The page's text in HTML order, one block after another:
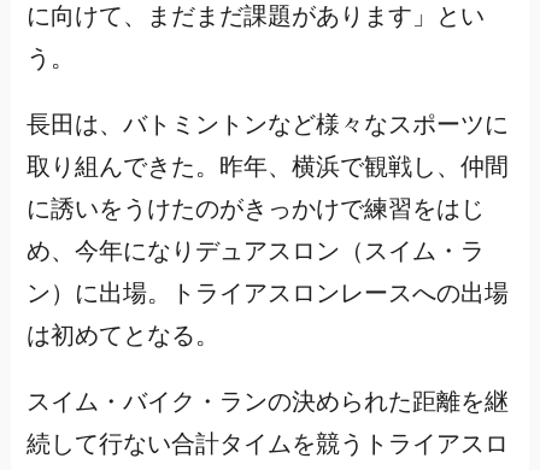
に向けて、まだまだ課題があります」とい
う。
長田は、バトミントンなど様々なスポーツに
取り組んできた。昨年、横浜で観戦し、仲間
に誘いをうけたのがきっかけで練習をはじ
め、今年になりデュアスロン（スイム・ラ
ン）に出場。トライアスロンレースへの出場
は初めてとなる。
スイム・バイク・ランの決められた距離を継
続して行ない合計タイムを競うトライアスロ